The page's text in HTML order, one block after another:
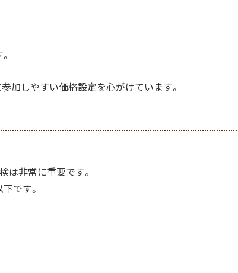
加しやすい価格設定を心がけています。
は非常に重要です。
です。